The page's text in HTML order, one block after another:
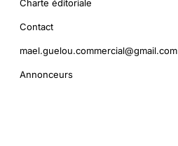
Charte éditoriale
Contact
mael.guelou.commercial@gmail.com
Annonceurs